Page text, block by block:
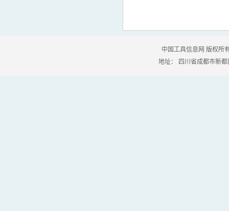
中国工具信息网 版权所
地址： 四川省成都市新都